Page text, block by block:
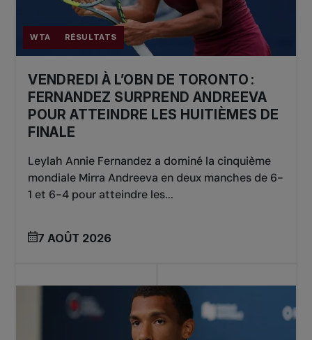
WTA RÉSULTATS
VENDREDI À L’OBN DE TORONTO :
FERNANDEZ SURPREND ANDREEVA
POUR ATTEINDRE LES HUITIÈMES DE
FINALE
Leylah Annie Fernandez a dominé la cinquième
mondiale Mirra Andreeva en deux manches de 6-
1 et 6-4 pour atteindre les...
7 AOÛT 2026